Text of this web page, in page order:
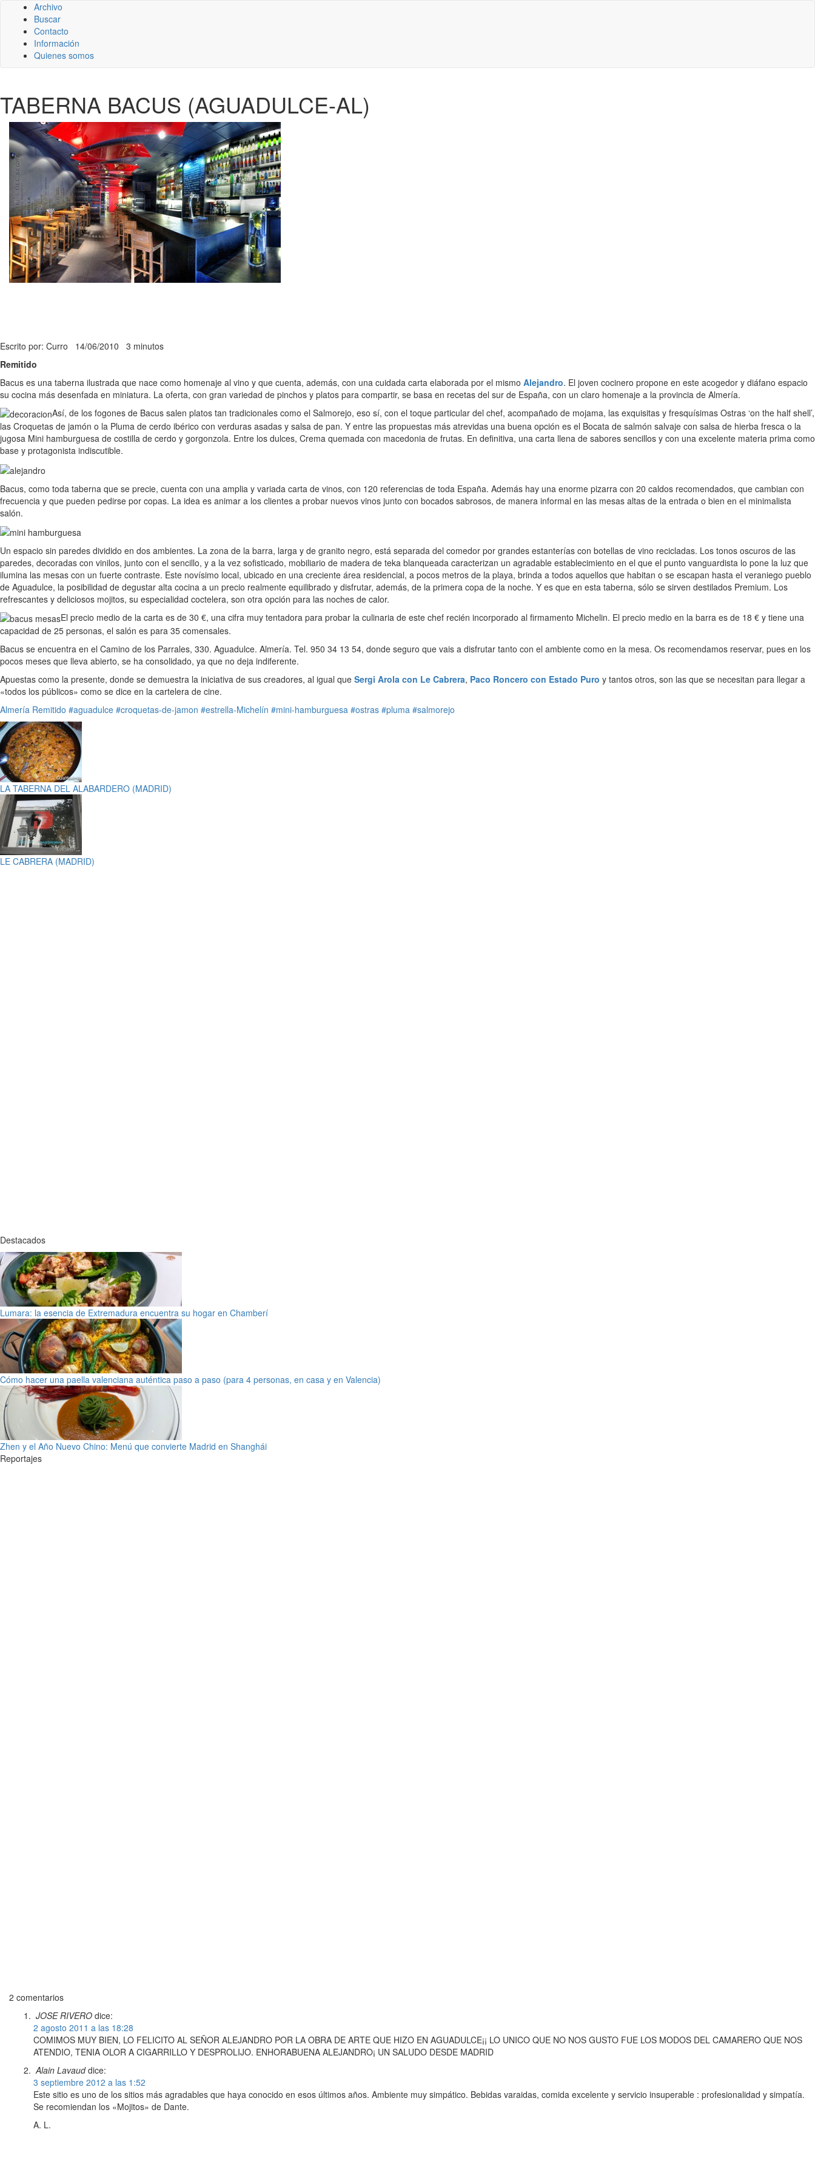
Archivo
Buscar
Contacto
Información
Quienes somos
TABERNA BACUS (AGUADULCE-AL)
Escrito por: Curro 14/06/2010 3 minutos
Remitido
Bacus es una taberna ilustrada que nace como homenaje al vino y que cuenta, además, con una cuidada carta elaborada por el mismo Alejandro. El joven cocinero propone en este acogedor y diáfano espacio
su cocina más desenfada en miniatura. La oferta, con gran variedad de pinchos y platos para compartir, se basa en recetas del sur de España, con un claro homenaje a la provincia de Almería.
Así, de los fogones de Bacus salen platos tan tradicionales como el Salmorejo, eso sí, con el toque particular del chef, acompañado de mojama, las exquisitas y fresquísimas Ostras ‘on the half shell’,
las Croquetas de jamón o la Pluma de cerdo ibérico con verduras asadas y salsa de pan. Y entre las propuestas más atrevidas una buena opción es el Bocata de salmón salvaje con salsa de hierba fresca o la
jugosa Mini hamburguesa de costilla de cerdo y gorgonzola. Entre los dulces, Crema quemada con macedonia de frutas. En definitiva, una carta llena de sabores sencillos y con una excelente materia prima como
base y protagonista indiscutible.
Bacus, como toda taberna que se precie, cuenta con una amplia y variada carta de vinos, con 120 referencias de toda España. Además hay una enorme pizarra con 20 caldos recomendados, que cambian con
frecuencia y que pueden pedirse por copas. La idea es animar a los clientes a probar nuevos vinos junto con bocados sabrosos, de manera informal en las mesas altas de la entrada o bien en el minimalista
salón.
Un espacio sin paredes dividido en dos ambientes. La zona de la barra, larga y de granito negro, está separada del comedor por grandes estanterías con botellas de vino recicladas. Los tonos oscuros de las
paredes, decoradas con vinilos, junto con el sencillo, y a la vez sofisticado, mobiliario de madera de teka blanqueada caracterizan un agradable establecimiento en el que el punto vanguardista lo pone la luz que
ilumina las mesas con un fuerte contraste. Este novísimo local, ubicado en una creciente área residencial, a pocos metros de la playa, brinda a todos aquellos que habitan o se escapan hasta el veraniego pueblo
de Aguadulce, la posibilidad de degustar alta cocina a un precio realmente equilibrado y disfrutar, además, de la primera copa de la noche. Y es que en esta taberna, sólo se sirven destilados Premium. Los
refrescantes y deliciosos mojitos, su especialidad coctelera, son otra opción para las noches de calor.
El precio medio de la carta es de 30 €, una cifra muy tentadora para probar la culinaria de este chef recién incorporado al firmamento Michelin. El precio medio en la barra es de 18 € y tiene una
capacidad de 25 personas, el salón es para 35 comensales.
Bacus se encuentra en el Camino de los Parrales, 330. Aguadulce. Almería. Tel. 950 34 13 54, donde seguro que vais a disfrutar tanto con el ambiente como en la mesa. Os recomendamos reservar, pues en los
pocos meses que lleva abierto, se ha consolidado, ya que no deja indiferente.
Apuestas como la presente, donde se demuestra la iniciativa de sus creadores, al igual que Sergi Arola con Le Cabrera, Paco Roncero con Estado Puro y tantos otros, son las que se necesitan para llegar a
«todos los públicos» como se dice en la cartelera de cine.
Almería Remitido #aguadulce #croquetas-de-jamon #estrella-Michelín #mini-hamburguesa #ostras #pluma #salmorejo
LA TABERNA DEL ALABARDERO (MADRID)
LE CABRERA (MADRID)
Destacados
Lumara: la esencia de Extremadura encuentra su hogar en Chamberí
Cómo hacer una paella valenciana auténtica paso a paso (para 4 personas, en casa y en Valencia)
Zhen y el Año Nuevo Chino: Menú que convierte Madrid en Shanghái
Reportajes
2 comentarios
JOSE RIVERO dice:
2 agosto 2011 a las 18:28
COMIMOS MUY BIEN, LO FELICITO AL SEÑOR ALEJANDRO POR LA OBRA DE ARTE QUE HIZO EN AGUADULCE¡¡ LO UNICO QUE NO NOS GUSTO FUE LOS MODOS DEL CAMARERO QUE NOS
ATENDIO, TENIA OLOR A CIGARRILLO Y DESPROLIJO. ENHORABUENA ALEJANDRO¡ UN SALUDO DESDE MADRID
Alain Lavaud dice:
3 septiembre 2012 a las 1:52
Este sitio es uno de los sitios más agradables que haya conocido en esos últimos años. Ambiente muy simpático. Bebidas varaidas, comida excelente y servicio insuperable : profesionalidad y simpatía.
Se recomiendan los «Mojitos» de Dante.
A. L.